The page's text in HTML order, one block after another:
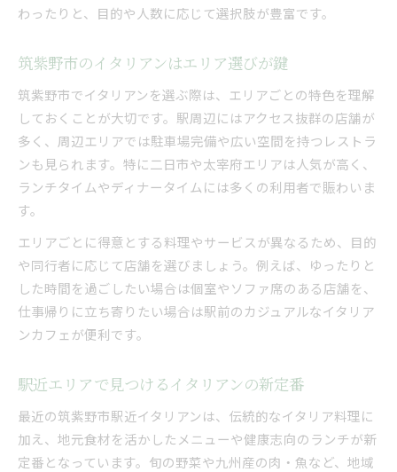
わったりと、目的や人数に応じて選択肢が豊富です。
筑紫野市のイタリアンはエリア選びが鍵
筑紫野市でイタリアンを選ぶ際は、エリアごとの特色を理解
しておくことが大切です。駅周辺にはアクセス抜群の店舗が
多く、周辺エリアでは駐車場完備や広い空間を持つレストラ
ンも見られます。特に二日市や太宰府エリアは人気が高く、
ランチタイムやディナータイムには多くの利用者で賑わいま
す。
エリアごとに得意とする料理やサービスが異なるため、目的
や同行者に応じて店舗を選びましょう。例えば、ゆったりと
した時間を過ごしたい場合は個室やソファ席のある店舗を、
仕事帰りに立ち寄りたい場合は駅前のカジュアルなイタリア
ンカフェが便利です。
駅近エリアで見つけるイタリアンの新定番
最近の筑紫野市駅近イタリアンは、伝統的なイタリア料理に
加え、地元食材を活かしたメニューや健康志向のランチが新
定番となっています。旬の野菜や九州産の肉・魚など、地域